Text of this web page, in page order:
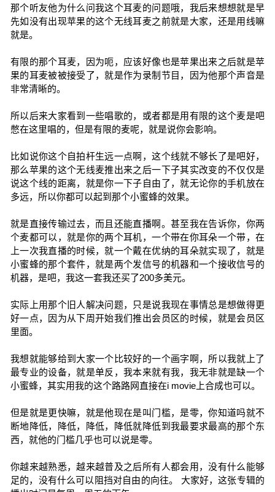
那个听友他为什么问我这个耳麦的问题哦，我后来想想就是早
先如没有出现苹果的这个无线耳麦之前就是大家，还是用线嘛
就是。
有限的那个耳麦，因为呃，应该好像也是苹果出来之后就是苹
果的耳麦被被接受了，就是作为录制节目，因为他那个声音是
非常清晰的。
所以后来大家看到一些唱歌的，或者都是用有限的这个麦是吧
憋在这里唱的，但是有限的麦呢，就是说你会影响。
比如说你这个自拍杆生远一点啊，这个线就不够长了是吧好，
那么苹果的这个无线麦推出来之后一下子其实改变的不仅仅是
说这个线的距离，就是你一下子自由了，就无论你的手机放在
多远，所以你都可以起到那个小蜜蜂的效果。
就是直接传输过去，而且还能直播啊。甚至我在告诉你，你两
个麦都可以，就是你的两个耳机，一个带在你耳朵一个带，在
上一次我直播的时候，就一个戴在优纳的耳朵就实现了，就是
小蜜蜂的那个套件，就是两个发信号的机器和一个接收信号的
机器，是吧，我这一套我还买了200多美元。
实际上用那个旧人解决问题，只是说我现在事情总是想做得更
好一点，因为从下周开始我们推出会员区的时候，就是会员区
里面。
我想就能够给到大家一个比较好的一个画字啊，所以我就上了
最专业的设备，就是单反，我本来就有我，我无非就是缺一个
小蜜蜂，其实用我的这个路路网直接在i movie上合成也可以。
但是就是更快嘛，就是他现在是叫门槛，是零，你知道吗就不
断地降低，降低，降低，降低就降低到我最要求最高的那个东
西，就他的门槛几乎也可以说是零。
你越来越熟悉，越来越普及之后所有人都会用，没有什么能够
足的，没有什么可以阻挡对自由的向往。 大家好，这张专辑的